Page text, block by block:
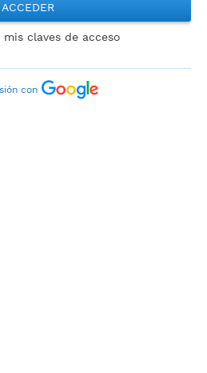
ACCEDER
mis claves de acceso
con